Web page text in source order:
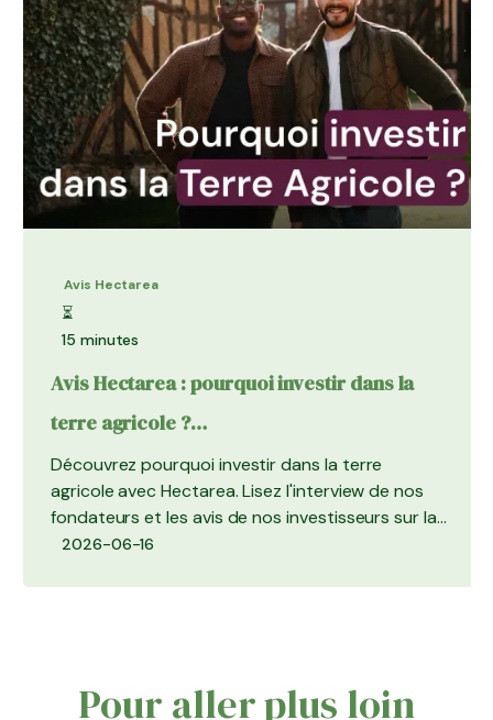
Avis Hectarea
⏳
15 minutes
Avis Hectarea : pourquoi investir dans la
terre agricole ?
Découvrez pourquoi investir dans la terre
agricole avec Hectarea. Lisez l'interview de nos
fondateurs et les avis de nos investisseurs sur la
plateforme.
2026-06-16
Pour aller plus loin